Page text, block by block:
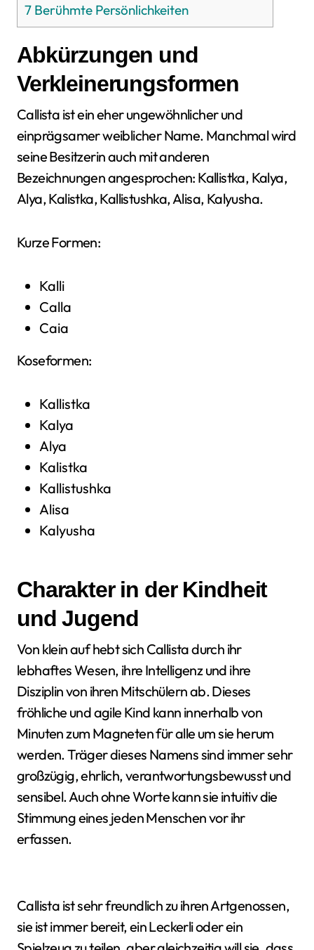
7 Berühmte Persönlichkeiten
Abkürzungen und
Verkleinerungsformen
Callista ist ein eher ungewöhnlicher und
einprägsamer weiblicher Name. Manchmal wird
seine Besitzerin auch mit anderen
Bezeichnungen angesprochen: Kallistka, Kalya,
Alya, Kalistka, Kallistushka, Alisa, Kalyusha.
Kurze Formen:
Kalli
Calla
Caia
Koseformen:
Kallistka
Kalya
Alya
Kalistka
Kallistushka
Alisa
Kalyusha
Charakter in der Kindheit
und Jugend
Von klein auf hebt sich Callista durch ihr
lebhaftes Wesen, ihre Intelligenz und ihre
Disziplin von ihren Mitschülern ab. Dieses
fröhliche und agile Kind kann innerhalb von
Minuten zum Magneten für alle um sie herum
werden. Träger dieses Namens sind immer sehr
großzügig, ehrlich, verantwortungsbewusst und
sensibel. Auch ohne Worte kann sie intuitiv die
Stimmung eines jeden Menschen vor ihr
erfassen.
Callista ist sehr freundlich zu ihren Artgenossen,
sie ist immer bereit, ein Leckerli oder ein